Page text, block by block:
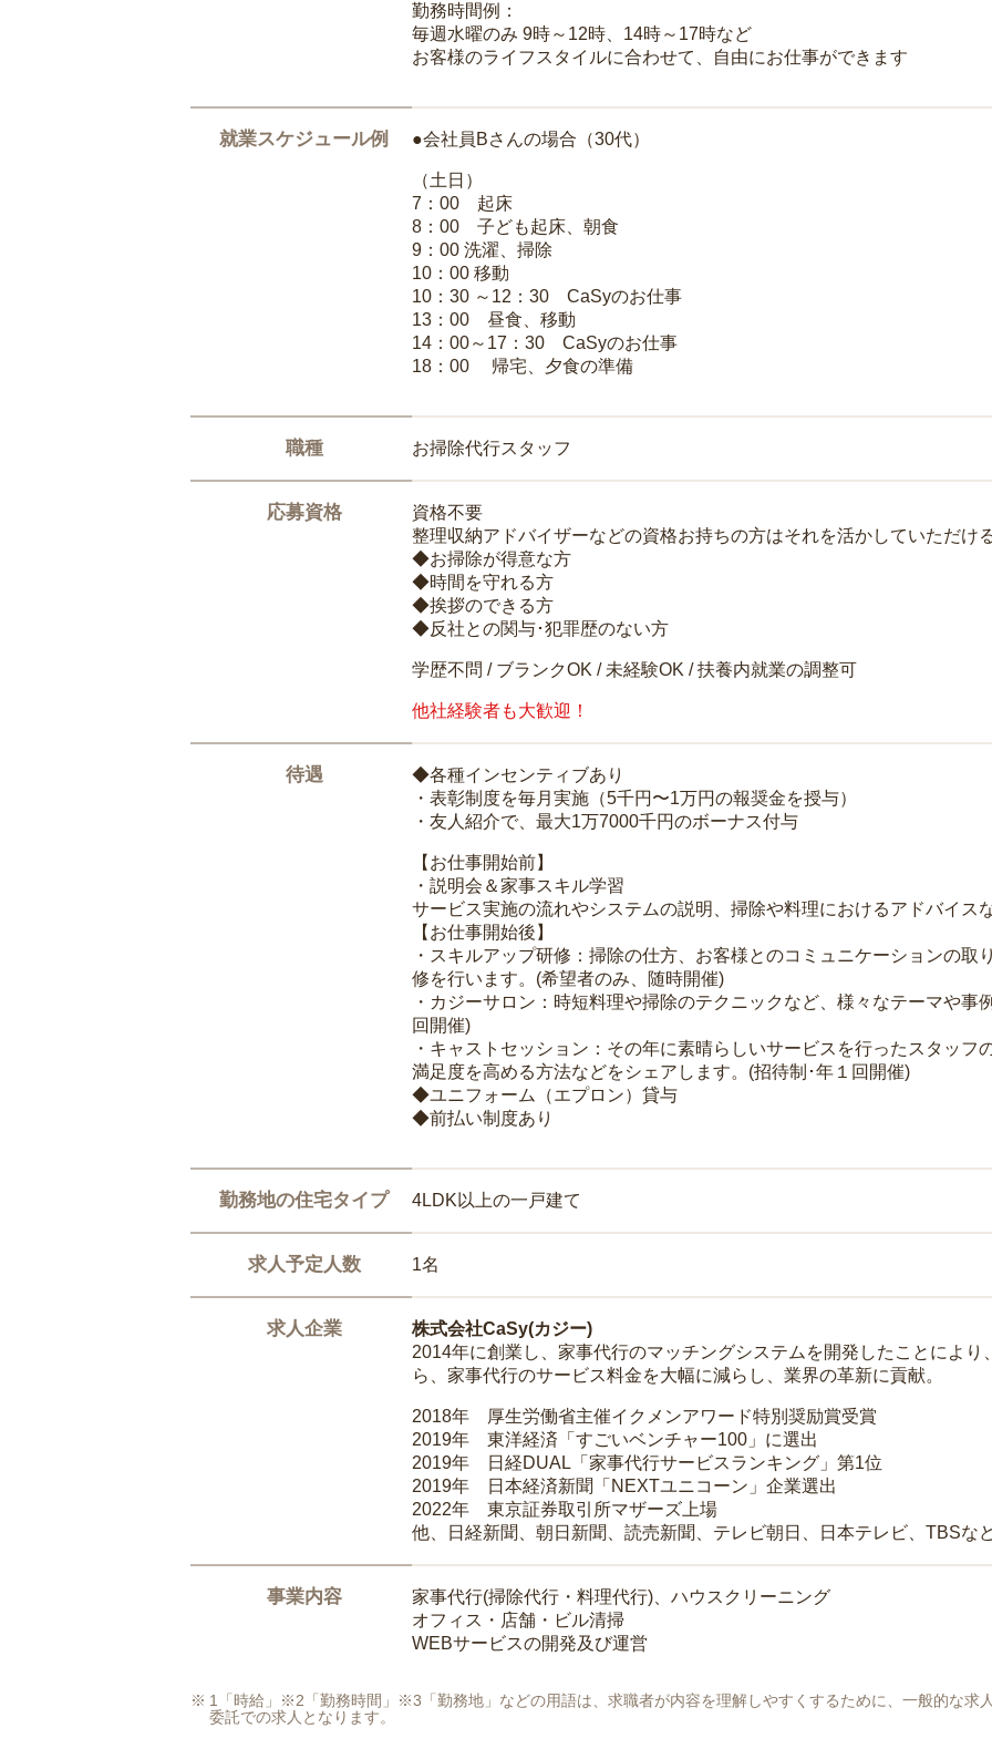
勤務時間例：
毎週水曜のみ 9時～12時、14時～17時など
お客様のライフスタイルに合わせて、自由にお仕事ができます
就業スケジュール例 ●会社員Bさんの場合（30代）
（土日）
7：00 起床
8：00 子ども起床、朝食
9：00 洗濯、掃除
10：00 移動
10：30 ～12：30 CaSyのお仕事
13：00 昼食、移動
14：00～17：30 CaSyのお仕事
18：00 帰宅、夕食の準備
職種 お掃除代行スタッフ
応募資格
資格不要
整理収納アドバイザーなどの資格お持ちの方はそれを活かしていただけ
◆お掃除が得意な方
◆時間を守れる方
◆挨拶のできる方
◆反社との関与･犯罪歴のない方
学歴不問 / ブランクOK / 未経験OK / 扶養内就業の調整可
他社経験者も大歓迎！
待遇
◆各種インセンティブあり
・表彰制度を毎月実施（5千円〜1万円の報奨金を授与）
・友人紹介で、最大1万7000千円のボーナス付与
【お仕事開始前】
・説明会＆家事スキル学習
サービス実施の流れやシステムの説明、掃除や料理におけるアドバイス
【お仕事開始後】
・スキルアップ研修：掃除の仕方、お客様とのコミュニケーションの
修を行います。(希望者のみ、随時開催)
・カジーサロン：時短料理や掃除のテクニックなど、様々なテーマや事
回開催)
・キャストセッション：その年に素晴らしいサービスを行ったスタッ
満足度を高める方法などをシェアします。(招待制･年１回開催)
◆ユニフォーム（エプロン）貸与
◆前払い制度あり
勤務地の住宅タイプ 4LDK以上の一戸建て
求人予定人数 1名
求人企業
株式会社CaSy(カジー)
2014年に創業し、家事代行のマッチングシステムを開発したことによ
ら、家事代行のサービス料金を大幅に減らし、業界の革新に貢献。
2018年 厚生労働省主催イクメンアワード特別奨励賞受賞
2019年 東洋経済「すごいベンチャー100」に選出
2019年 日経DUAL「家事代行サービスランキング」第1位
2019年 日本経済新聞「NEXTユニコーン」企業選出
2022年 東京証券取引所マザーズ上場
他、日経新聞、朝日新聞、読売新聞、テレビ朝日、日本テレビ、TBSな
事業内容
家事代行(掃除代行・料理代行)、ハウスクリーニング
オフィス・店舗・ビル清掃
WEBサービスの開発及び運営
1「時給」※2「勤務時間」※3「勤務地」などの用語は、求職者が内容を理解しやすくするために、一般的な求
委託での求人となります。